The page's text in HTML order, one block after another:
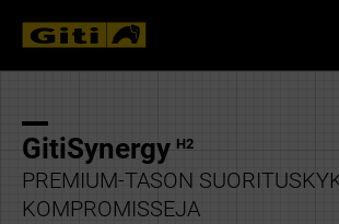
RENGASHAKU
GitiSynergy H2
PREMIUM-TASON
KOMPROMISSEJA